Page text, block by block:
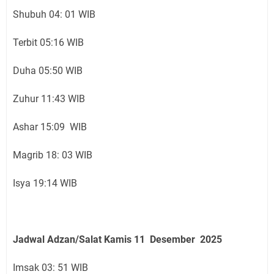
Shubuh 04: 01 WIB
Terbit 05:16 WIB
Duha 05:50 WIB
Zuhur 11:43 WIB
Ashar 15:09 WIB
Magrib 18: 03 WIB
Isya 19:14 WIB
Jadwal Adzan/Salat Kamis 11 Desember 2025
Imsak 03: 51 WIB